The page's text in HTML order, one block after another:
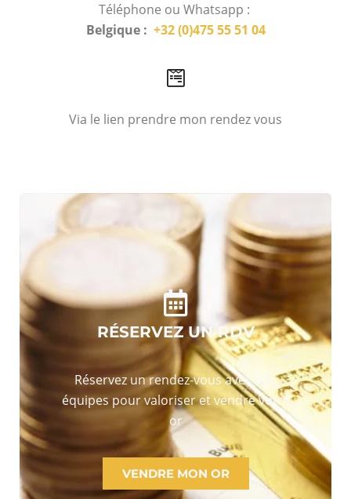
Téléphone ou Whatsapp :
Belgique : +32 (0)475 55 51 04
Via le lien prendre mon rendez vous
RÉSERVEZ UN RDV
Réservez un rendez-vous avec nos
équipes pour valoriser et vendre votre
or
VENDRE MON OR